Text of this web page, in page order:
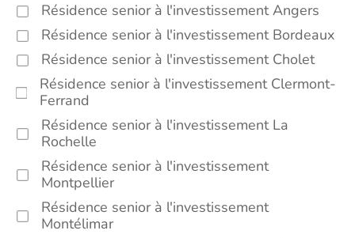
Résidence senior à l'investissement Angers
Résidence senior à l'investissement Bordeaux
Résidence senior à l'investissement Cholet
Résidence senior à l'investissement Clermont-
Ferrand
Résidence senior à l'investissement La
Rochelle
Résidence senior à l'investissement
Montpellier
Résidence senior à l'investissement
Montélimar